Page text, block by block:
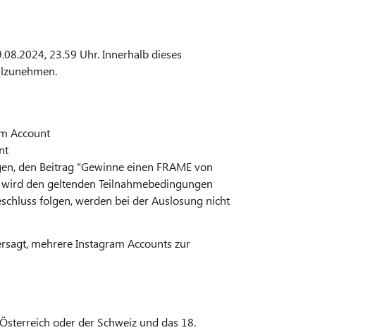
23.59 Uhr. Innerhalb dieses
Account
den Beitrag "Gewinne einen FRAME von
den geltenden Teilnahmebedingungen
folgen, werden bei der Auslosung nicht
mehrere Instagram Accounts zur
oder der Schweiz und das 18.